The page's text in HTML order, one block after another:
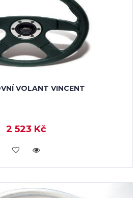
VOLANT VINCENT
2 523 Kč
KOUPIT